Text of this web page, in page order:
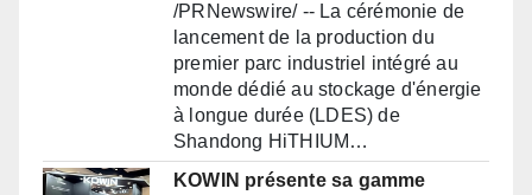
/PRNewswire/ -- La cérémonie de
lancement de la production du
premier parc industriel intégré au
monde dédié au stockage d'énergie
à longue durée (LDES) de
Shandong HiTHIUM…
KOWIN présente sa gamme